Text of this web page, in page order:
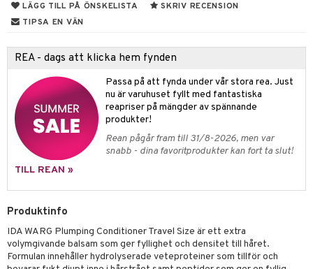
LÄGG TILL PÅ ÖNSKELISTA
SKRIV RECENSION
TIPSA EN VÄN
REA - dags att klicka hem fynden
Passa på att fynda under vår stora rea. Just
nu är varuhuset fyllt med fantastiska
reapriser på mängder av spännande
produkter!
Rean pågår fram till 31/8-2026, men var
snabb - dina favoritprodukter kan fort ta slut!
TILL REAN »
Produktinfo
IDA WARG Plumping Conditioner Travel Size är ett extra
volymgivande balsam som ger fyllighet och densitet till håret.
Formulan innehåller hydrolyserade veteproteiner som tillför och
makeup remover
& Highlighter
Dagcreme
/ Kajal
up
& tvål
Set
& Baby
spray
de cologne
de parfum
de toilettetrimmers
produkter
utan sol
utan sol
& tvål
shave balm
shave lotion
de cologne
de toilette
10